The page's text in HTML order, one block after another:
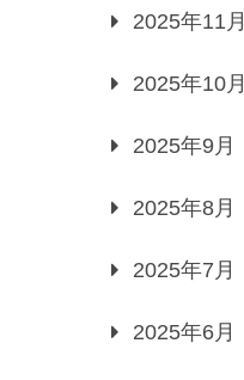
2025年11月
2025年10月
2025年9月
2025年8月
2025年7月
2025年6月